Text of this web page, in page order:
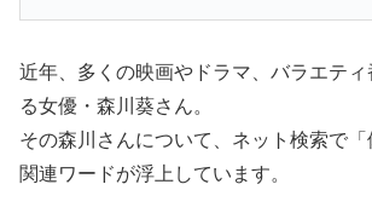
近年、多くの映画やドラマ、バラエテ
る女優・森川葵さん。
その森川さんについて、ネット検索で「
関連ワードが浮上しています。